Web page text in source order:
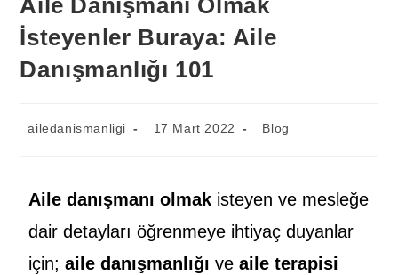
İsteyenler Buraya: Aile
Danışmanlığı 101
ailedanismanligi 17 Mart 2022 Blog
Aile danışmanı olmak isteyen ve mesleğe
dair detayları öğrenmeye ihtiyaç duyanlar
için;aile danışmanlığı veaile terapisi